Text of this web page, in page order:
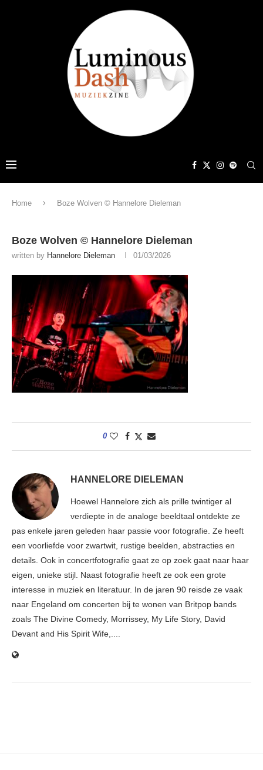
Home Boze Wolven © Hannelore Dieleman
Boze Wolven © Hannelore Dieleman
written by Hannelore Dieleman 01/03/2026
0
HANNELORE DIELEMAN
Hoewel Hannelore zich als prille twintiger al
verdiepte in de analoge beeldtaal ontdekte ze
pas enkele jaren geleden haar passie voor fotografie. Ze heeft
een voorliefde voor zwartwit, rustige beelden, abstracties en
details. Ook in concertfotografie gaat ze op zoek gaat naar haar
eigen, unieke stijl. Naast fotografie heeft ze ook een grote
interesse in muziek en literatuur. In de jaren 90 reisde ze vaak
naar Engeland om concerten bij te wonen van Britpop bands
zoals The Divine Comedy, Morrissey, My Life Story, David
Devant and His Spirit Wife,....